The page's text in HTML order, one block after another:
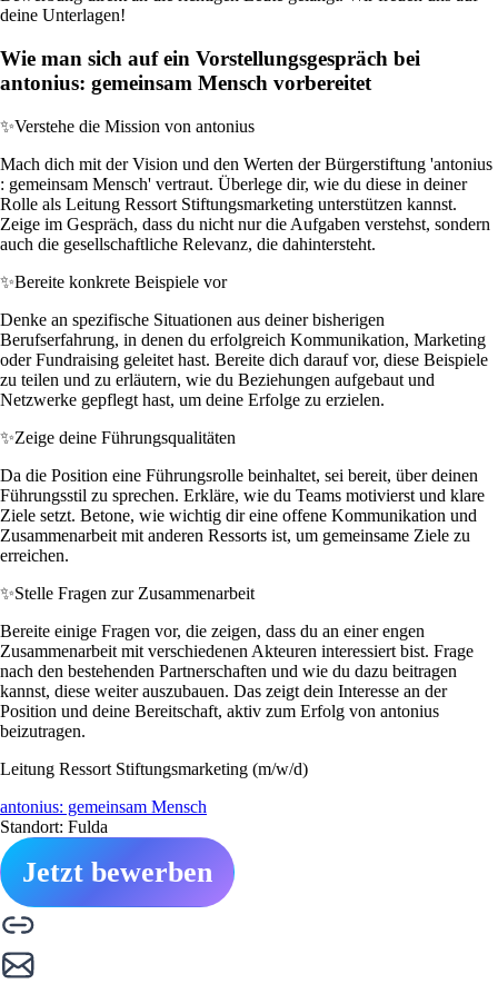
deine Unterlagen!
Wie man sich auf ein Vorstellungsgespräch bei
antonius: gemeinsam Mensch vorbereitet
✨Verstehe die Mission von antonius
Mach dich mit der Vision und den Werten der Bürgerstiftung 'antonius
: gemeinsam Mensch' vertraut. Überlege dir, wie du diese in deiner
Rolle als Leitung Ressort Stiftungsmarketing unterstützen kannst.
Zeige im Gespräch, dass du nicht nur die Aufgaben verstehst, sondern
auch die gesellschaftliche Relevanz, die dahintersteht.
✨Bereite konkrete Beispiele vor
Denke an spezifische Situationen aus deiner bisherigen
Berufserfahrung, in denen du erfolgreich Kommunikation, Marketing
oder Fundraising geleitet hast. Bereite dich darauf vor, diese Beispiele
zu teilen und zu erläutern, wie du Beziehungen aufgebaut und
Netzwerke gepflegt hast, um deine Erfolge zu erzielen.
✨Zeige deine Führungsqualitäten
Da die Position eine Führungsrolle beinhaltet, sei bereit, über deinen
Führungsstil zu sprechen. Erkläre, wie du Teams motivierst und klare
Ziele setzt. Betone, wie wichtig dir eine offene Kommunikation und
Zusammenarbeit mit anderen Ressorts ist, um gemeinsame Ziele zu
erreichen.
✨Stelle Fragen zur Zusammenarbeit
Bereite einige Fragen vor, die zeigen, dass du an einer engen
Zusammenarbeit mit verschiedenen Akteuren interessiert bist. Frage
nach den bestehenden Partnerschaften und wie du dazu beitragen
kannst, diese weiter auszubauen. Das zeigt dein Interesse an der
Position und deine Bereitschaft, aktiv zum Erfolg von antonius
beizutragen.
Leitung Ressort Stiftungsmarketing (m/w/d)
antonius: gemeinsam Mensch
Standort: Fulda
Jetzt bewerben